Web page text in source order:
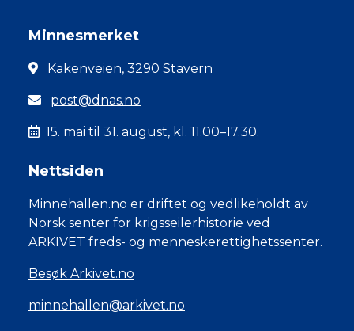
Minnesmerket
Kakenveien, 3290 Stavern
post@dnas.no
15. mai til 31. august, kl. 11.00–17.30.
Nettsiden
Minnehallen.no er driftet og vedlikeholdt av
Norsk senter for krigsseilerhistorie ved
ARKIVET freds- og menneskerettighetssenter.
Besøk Arkivet.no
minnehallen@arkivet.no